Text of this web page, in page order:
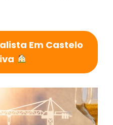
Em Castelo